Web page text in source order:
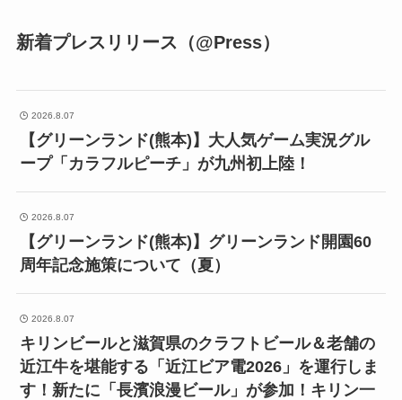
新着プレスリリース（@Press）
2026.8.07
【グリーンランド(熊本)】大人気ゲーム実況グル
ープ「カラフルピーチ」が九州初上陸！
2026.8.07
【グリーンランド(熊本)】グリーンランド開園60
周年記念施策について（夏）
2026.8.07
キリンビールと滋賀県のクラフトビール＆老舗の
近江牛を堪能する「近江ビア電2026」を運行しま
す！新たに「長濱浪漫ビール」が参加！キリン一